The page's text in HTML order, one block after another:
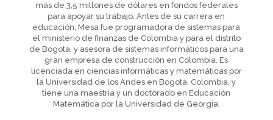
más de 3,5 millones de dólares en fondos federales
para apoyar su trabajo. Antes de su carrera en
educación, Mesa fue programadora de sistemas para
el ministerio de finanzas de Colombia y para el distrito
de Bogotá, y asesora de sistemas informáticos para una
gran empresa de construcción en Colombia. Es
licenciada en ciencias informáticas y matemáticas por
la Universidad de los Andes en Bogotá, Colombia, y
tiene una maestría y un doctorado en Educación
Matemática por la Universidad de Georgia.